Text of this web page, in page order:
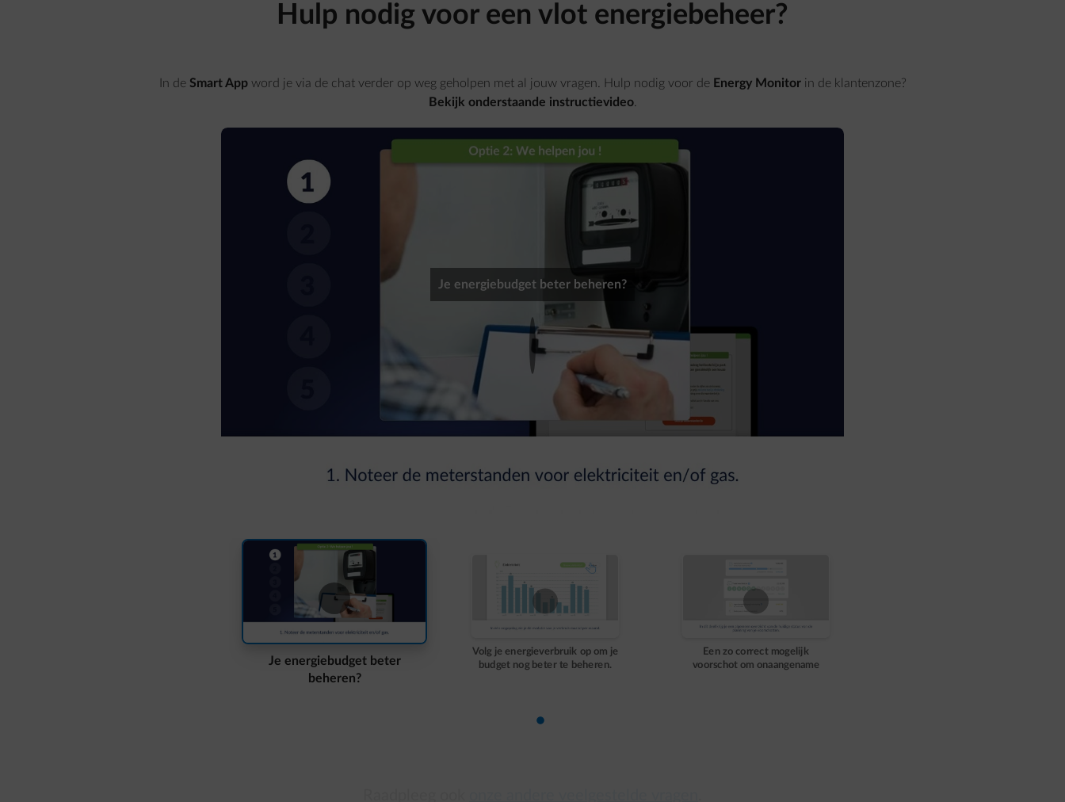
Hulp nodig voor een vlot energiebeheer?
In de Smart Appword je via de chat verder op weg geholpen met al jouw vragen. Hulp nodig voor de Energy Monitorin de klantenzone?
Bekijk onderstaande instructievideo.
Je energiebudget beter beheren?
Je energiebudget beter
beheren?
Volg je energieverbruik op om je
budget nog beter te beheren.
Een zo correct mogelijk
voorschot om onaangename